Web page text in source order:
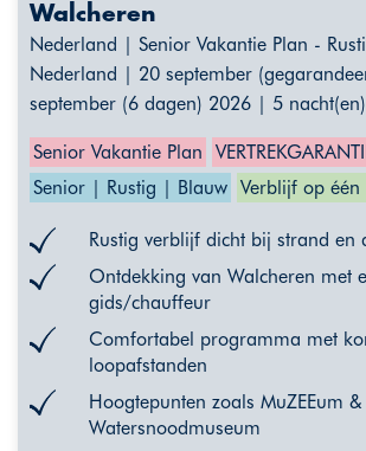
Walcheren
Nederland | Senior Vakantie Plan -
Nederland | 20 september
september (6 dagen) 2026 | 5
Senior Vakantie Plan
Senior | Rustig | Blauw Verblijf op één
Rustig verblijf dicht bij strand en
Ontdekking van Walcheren met
gids/chauffeur
Comfortabel programma met
loopafstanden
Hoogtepunten zoals MuZEEum &
Watersnoodmuseum